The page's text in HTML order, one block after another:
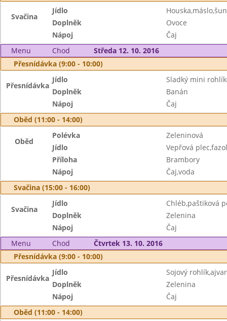
Svačina
Jídlo
Doplněk
Ovoce
Nápoj
Čaj
Menu
Chod
Středa 12. 10. 2016
Přesnídávka (9:00 - 10:00)
Přesnídávka
Jídlo
Sladký mini
Doplněk
Banán
Nápoj
Čaj
Oběd (11:00 - 14:00)
Oběd
Polévka
Zeleninová
Jídlo
Vepřová
Příloha
Brambory
Nápoj
Čaj,voda
Svačina (15:00 - 16:00)
Svačina
Jídlo
Chléb,paštiková
Doplněk
Zelenina
Nápoj
Čaj
Menu
Chod
Čtvrtek 13. 10. 2016
Přesnídávka (9:00 - 10:00)
Přesnídávka
Jídlo
Sojový
Doplněk
Zelenina
Nápoj
Čaj
Oběd (11:00 - 14:00)